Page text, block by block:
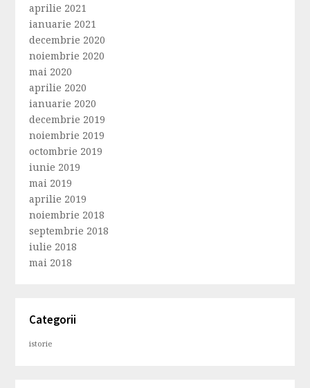
aprilie 2021
ianuarie 2021
decembrie 2020
noiembrie 2020
mai 2020
aprilie 2020
ianuarie 2020
decembrie 2019
noiembrie 2019
octombrie 2019
iunie 2019
mai 2019
aprilie 2019
noiembrie 2018
septembrie 2018
iulie 2018
mai 2018
Categorii
istorie